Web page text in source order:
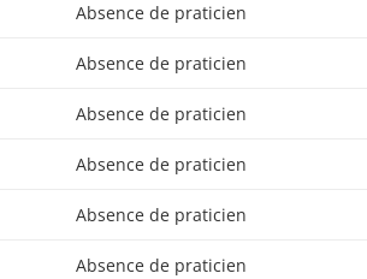
Absence de praticien
Absence de praticien
Absence de praticien
Absence de praticien
Absence de praticien
Absence de praticien